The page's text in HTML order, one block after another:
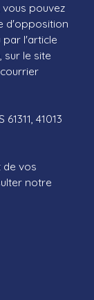
pouvez
d'opposition
par l'article
sur le site
41013
de vos
notre